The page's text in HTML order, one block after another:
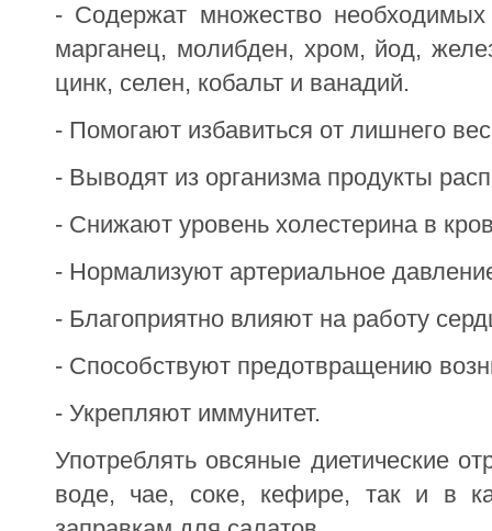
- Содержат множество
марганец, молибден, хром, йод,
цинк, селен, кобальт и ванадий.
- Помогают избавиться от лишнего
- Выводят из организма продукты
- Снижают уровень холестерина в
- Нормализуют артериальное
- Благоприятно влияют на работу
- Способствуют предотвращению
- Укрепляют иммунитет.
Употреблять овсяные диетические
воде, чае, соке, кефире, так и в